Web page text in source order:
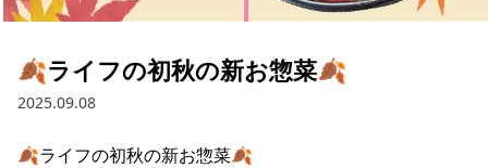
🍂ライフの初秋の新お惣菜🍂
2025.09.08
🍂ライフの初秋の新お惣菜🍂